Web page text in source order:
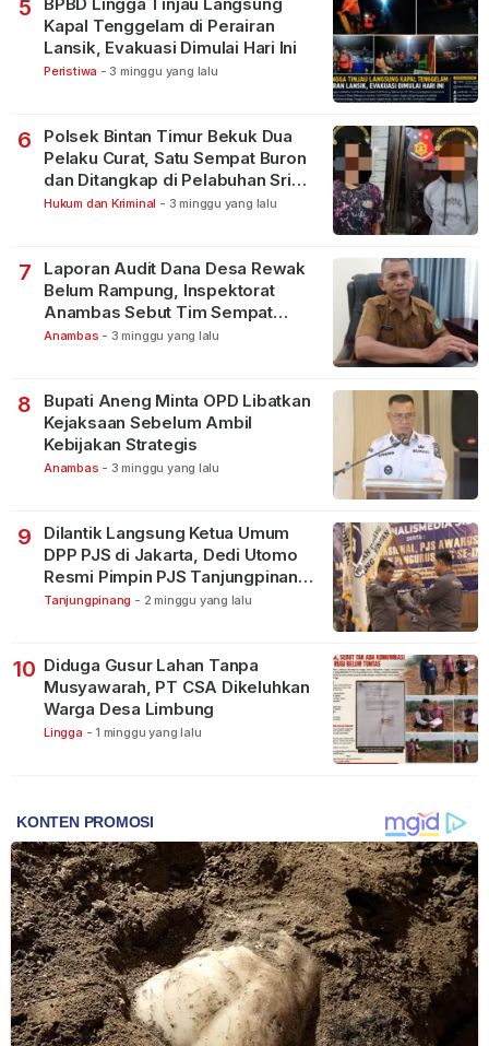
5
Kapal Tenggelam di Perairan
Lansik, Evakuasi Dimulai Hari Ini
Peristiwa - 3 minggu yang lalu
6
Polsek Bintan Timur Bekuk Dua
Pelaku Curat, Satu Sempat Buron
dan Ditangkap di Pelabuhan Sri
Bintan Pura
Hukum dan Kriminal - 3 minggu yang lalu
7
Laporan Audit Dana Desa Rewak
Belum Rampung, Inspektorat
Anambas Sebut Tim Sempat
Terbagi Tangani Kasus Lain
Anambas - 3 minggu yang lalu
8
Bupati Aneng Minta OPD Libatkan
Kejaksaan Sebelum Ambil
Kebijakan Strategis
Anambas - 3 minggu yang lalu
9
Dilantik Langsung Ketua Umum
DPP PJS di Jakarta, Dedi Utomo
Resmi Pimpin PJS Tanjungpinang-
Bintan
Tanjungpinang - 2 minggu yang lalu
10 Diduga Gusur Lahan Tanpa
Musyawarah, PT CSA Dikeluhkan
Warga Desa Limbung
Lingga - 1 minggu yang lalu